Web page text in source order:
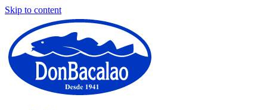
Skip to content